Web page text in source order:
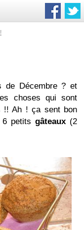
de Décembre ? et
choses qui sont
!! Ah ! ça sent bon
petits gâteaux (2